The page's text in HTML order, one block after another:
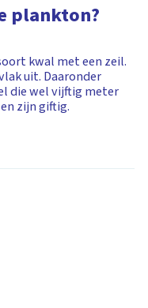
plankton?
kwal met een zeil.
uit. Daaronder
die wel vijftig meter
zijn giftig.